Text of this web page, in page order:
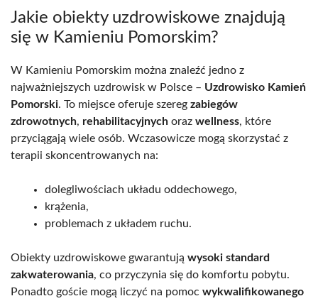
Jakie obiekty uzdrowiskowe znajdują
się w Kamieniu Pomorskim?
W Kamieniu Pomorskim można znaleźć jedno z
najważniejszych uzdrowisk w Polsce – Uzdrowisko Kamień
Pomorski. To miejsce oferuje szereg zabiegów
zdrowotnych, rehabilitacyjnych oraz wellness, które
przyciągają wiele osób. Wczasowicze mogą skorzystać z
terapii skoncentrowanych na:
dolegliwościach układu oddechowego,
krążenia,
problemach z układem ruchu.
Obiekty uzdrowiskowe gwarantują wysoki standard
zakwaterowania, co przyczynia się do komfortu pobytu.
Ponadto goście mogą liczyć na pomoc wykwalifikowanego